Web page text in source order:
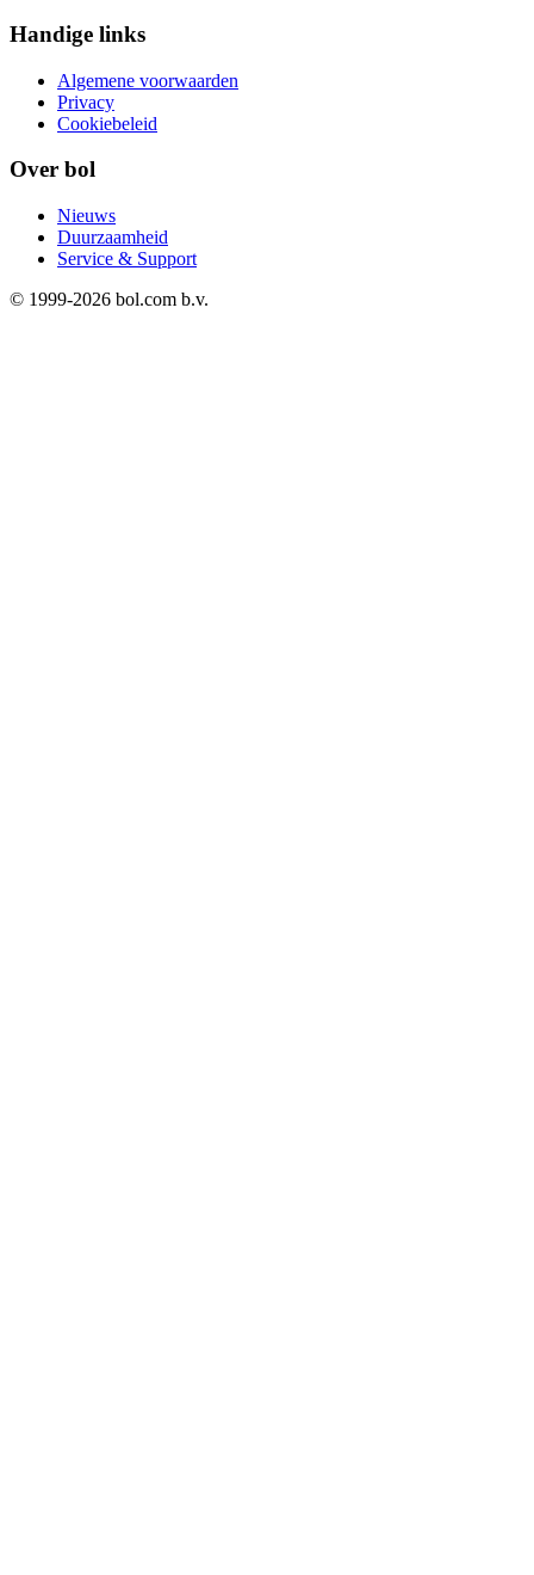
Handige links
Algemene voorwaarden
Privacy
Cookiebeleid
Over bol
Nieuws
Duurzaamheid
Service & Support
© 1999-2026 bol.com b.v.